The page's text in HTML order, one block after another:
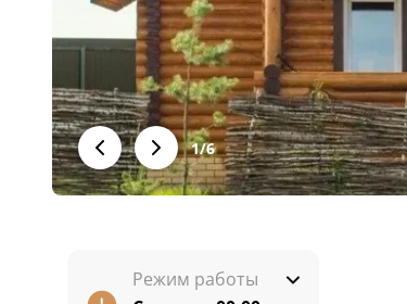
1/6
Режим работы